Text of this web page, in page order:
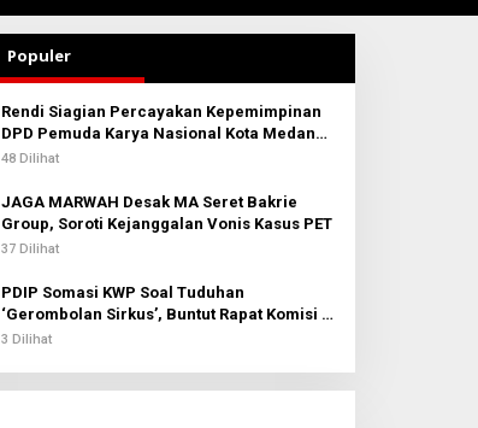
Populer
Rendi Siagian Percayakan Kepemimpinan
DPD Pemuda Karya Nasional Kota Medan
kepada Josef Sembiring
48 Dilihat
JAGA MARWAH Desak MA Seret Bakrie
Group, Soroti Kejanggalan Vonis Kasus PET
37 Dilihat
PDIP Somasi KWP Soal Tuduhan
‘Gerombolan Sirkus’, Buntut Rapat Komisi II
Dipimpin Sufmi Dasco Ahmad
3 Dilihat